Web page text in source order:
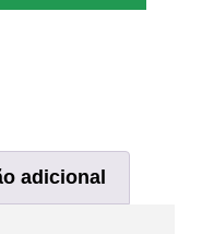
adicional